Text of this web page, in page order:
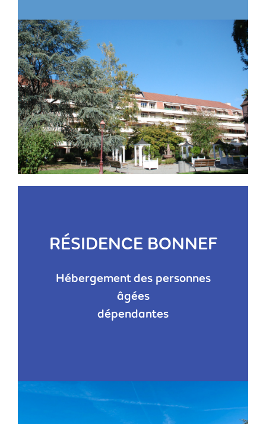
RÉSIDENCE BONNEF
Hébergement des personnes
âgées
dépendantes